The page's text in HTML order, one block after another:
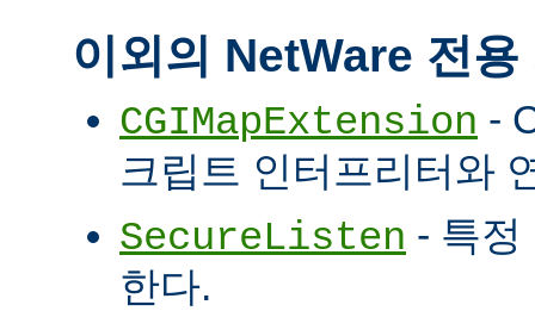
이외의 NetWare 전
CGIMapExtension -
크립트 인터프리터와
SecureListen - 특정
한다.